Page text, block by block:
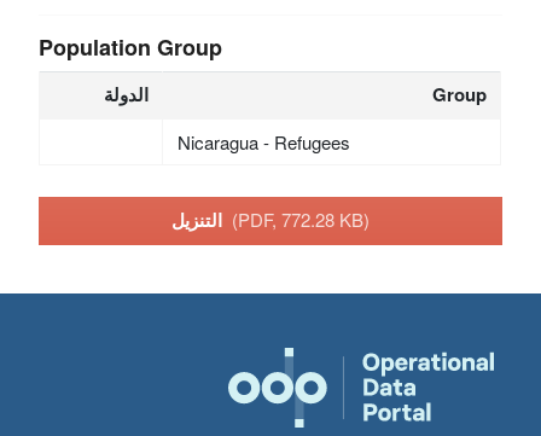
Population Group
الدولة Group
Nicaragua - Refugees
(PDF, 772.28 KB)